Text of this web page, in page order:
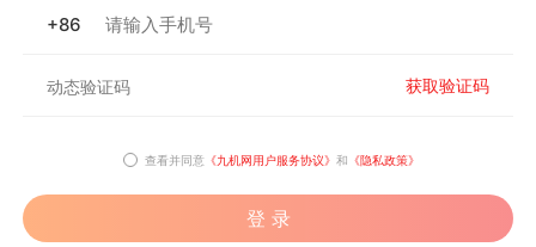
+86
获取验证码
查看并同意 《九机网用户服务协议》 和 《隐私政策》
登 录